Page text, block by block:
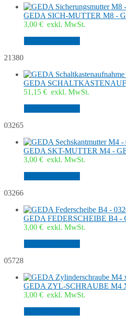
GEDA SICH-MUTTER M8 -
3,00 € exkl. MwSt.
21380
GEDA
51,15 € exkl. MwSt.
03265
GEDA SKT-MUTTER M4 -
3,00 € exkl. MwSt.
03266
GEDA FEDERSCHEIBE B4 -
3,00 € exkl. MwSt.
05728
GEDA ZYL-SCHRAUBE M4
3,00 € exkl. MwSt.